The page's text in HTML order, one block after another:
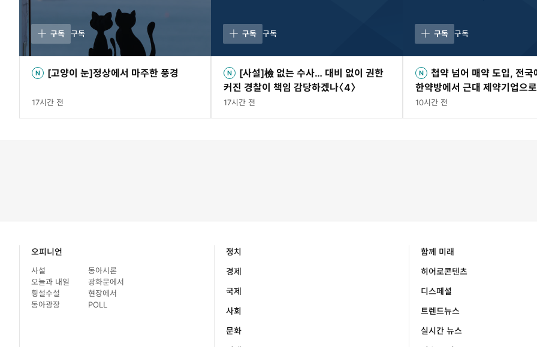
구독 구독
[고양이 눈]정상에서 마주한 풍경
17시간 전
구독 구독
[사설]檢 없는 수사… 대비 없이 권한
커진 경찰이 책임 감당하겠나〈4〉
17시간 전
구독 구독
첩약 넘어 매약 도입, 전
한약방에서 근대 제약기업으
경성, 서울의 기원]
10시간 전
오피니언
사설
오늘과 내일
횡설수설
동아광장
동아시론
광화문에서
현장에서
POLL
정치
경제
국제
사회
문화
함께 미래
히어로콘텐츠
디스페셜
트렌드뉴스
실시간 뉴스